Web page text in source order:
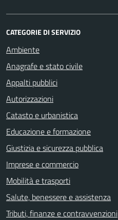
CATEGORIE DI SERVIZIO
Ambiente
Anagrafe e stato civile
Appalti pubblici
Autorizzazioni
Catasto e urbanistica
Educazione e formazione
Giustizia e sicurezza pubblica
Imprese e commercio
Mobilità e trasporti
Salute, benessere e assistenza
Tributi, finanze e contravvenzioni